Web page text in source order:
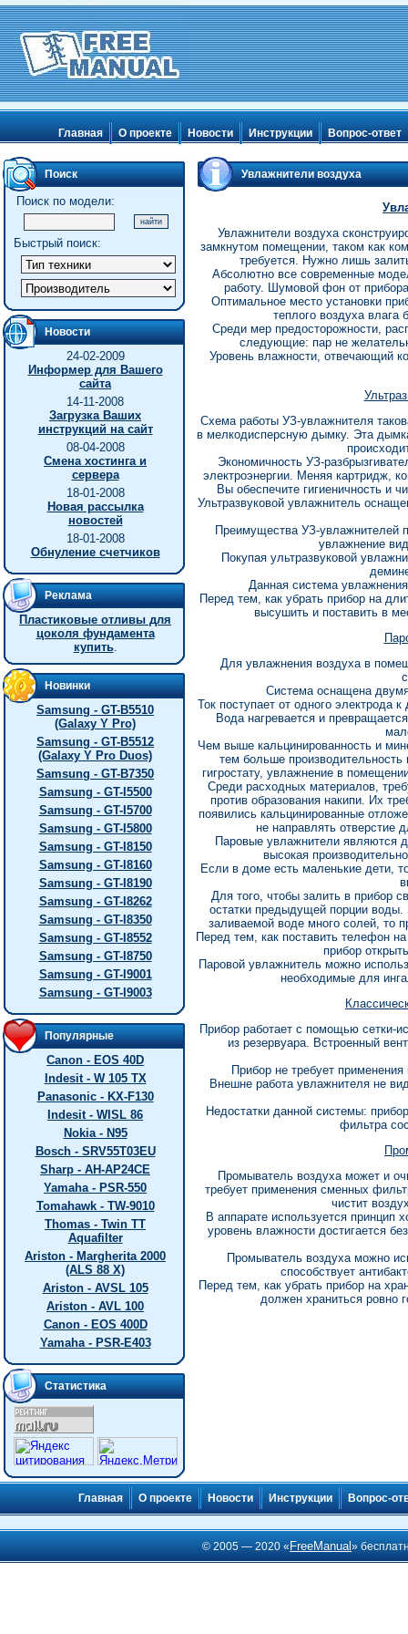
Главная О проекте Новости Инструкции Вопрос-ответ
Поиск
Поиск по модели:
Быстрый поиск:
Новости
24-02-2009
Информер для Вашего
сайта
14-11-2008
Загрузка Ваших
инструкций на сайт
08-04-2008
Смена хостинга и
сервера
18-01-2008
Новая рассылка
новостей
18-01-2008
Обнуление счетчиков
Реклама
Пластиковые отливы для
цоколя фундамента
купить.
Новинки
Samsung - GT-B5510
(Galaxy Y Pro)
Samsung - GT-B5512
(Galaxy Y Pro Duos)
Samsung - GT-B7350
Samsung - GT-I5500
Samsung - GT-I5700
Samsung - GT-I5800
Samsung - GT-I8150
Samsung - GT-I8160
Samsung - GT-I8190
Samsung - GT-I8262
Samsung - GT-I8350
Samsung - GT-I8552
Samsung - GT-I8750
Samsung - GT-I9001
Samsung - GT-I9003
Популярные
Canon - EOS 40D
Indesit - W 105 TX
Panasonic - KX-F130
Indesit - WISL 86
Nokia - N95
Bosch - SRV55T03EU
Sharp - AH-AP24CE
Yamaha - PSR-550
Tomahawk - TW-9010
Thomas - Twin TT
Aquafilter
Ariston - Margherita 2000
(ALS 88 X)
Ariston - AVSL 105
Ariston - AVL 100
Canon - EOS 400D
Yamaha - PSR-E403
Статистика
Увлажнители воздуха
Увлажнители воздуха
замкнутом помещении, таком как
требуется. Нужно лишь
Абсолютно все современные
работу. Шумовой фон от
Оптимальное место установки
теплого воздуха влага
Среди мер предосторожности,
следующие: пар не
Уровень влажности, отвечающий
Схема работы УЗ-увлажнителя
в мелкодисперсную дымку. Эта
Экономичность УЗ-
электроэнергии. Меняя картридж,
Вы обеспечите гигиеничность и
Ультразвуковой увлажнитель
Преимущества УЗ-увлажнителей
увлажнение
Покупая ультразвуковой
Данная система
Перед тем, как убрать прибор на
высушить и поставить в
Для увлажнения воздуха в
Система оснащена
Ток поступает от одного электрода
Вода нагревается и
Чем выше кальцинированность и
тем больше
гигростату, увлажнение в
Среди расходных материалов,
против образования накипи. Их
появились кальцинированные
не направлять отверстие
Паровые увлажнители являются
высокая
Если в доме есть маленькие дети,
Для того, чтобы залить в прибор
остатки предыдущей порции
заливаемой воде много солей, то
Перед тем, как поставить телефон
прибор
Паровой увлажнитель можно
необходимые для
Прибор работает с помощью сетки-
из резервуара. Встроенный
Прибор не требует применения
Внешне работа увлажнителя не
Недостатки данной системы:
фильтра
Промыватель воздуха может и
требует применения сменных
чистит
В аппарате используется принцип
уровень влажности достигается
Промыватель воздуха можно
способствует
Перед тем, как убрать прибор на
должен храниться ровно
Главная О проекте Новости Инструкции Вопрос-
© 2005 — 2020 « FreeManual»